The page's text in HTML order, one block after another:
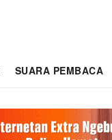
SUARA PEMBACA